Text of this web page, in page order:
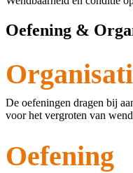
Oefening &
De oefeningen dragen bij
voor het vergroten van
Oefening